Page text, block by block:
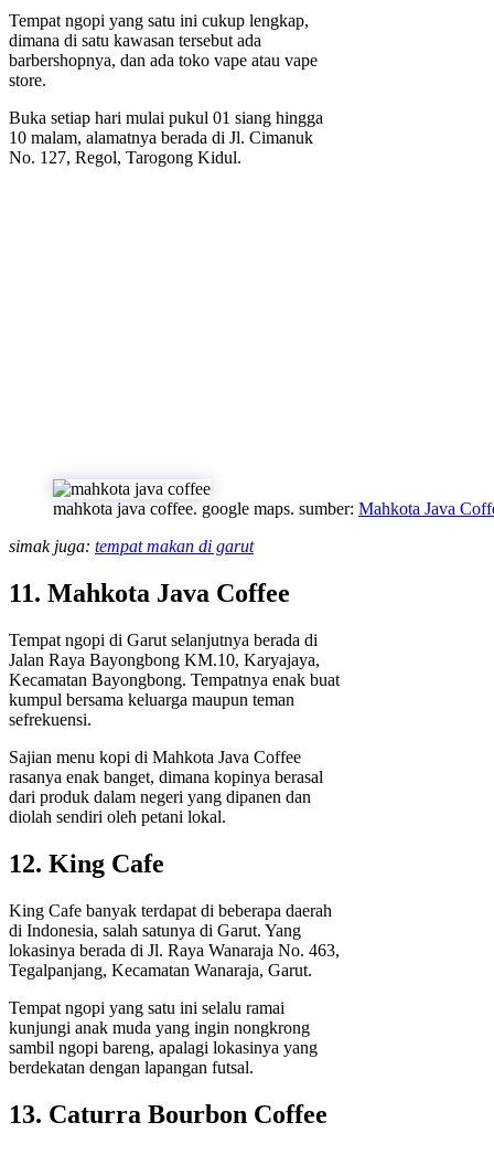
Tempat ngopi yang satu ini cukup lengkap,
dimana di satu kawasan tersebut ada
barbershopnya, dan ada toko vape atau vape
store.
Buka setiap hari mulai pukul 01 siang hingga
10 malam, alamatnya berada di Jl. Cimanuk
No. 127, Regol, Tarogong Kidul.
mahkota java coffee. google maps. sumber: Mahkota Java
simak juga: tempat makan di garut
11. Mahkota Java Coffee
Tempat ngopi di Garut selanjutnya berada di
Jalan Raya Bayongbong KM.10, Karyajaya,
Kecamatan Bayongbong. Tempatnya enak buat
kumpul bersama keluarga maupun teman
sefrekuensi.
Sajian menu kopi di Mahkota Java Coffee
rasanya enak banget, dimana kopinya berasal
dari produk dalam negeri yang dipanen dan
diolah sendiri oleh petani lokal.
12. King Cafe
King Cafe banyak terdapat di beberapa daerah
di Indonesia, salah satunya di Garut. Yang
lokasinya berada di Jl. Raya Wanaraja No. 463,
Tegalpanjang, Kecamatan Wanaraja, Garut.
Tempat ngopi yang satu ini selalu ramai
kunjungi anak muda yang ingin nongkrong
sambil ngopi bareng, apalagi lokasinya yang
berdekatan dengan lapangan futsal.
13. Caturra Bourbon Coffee